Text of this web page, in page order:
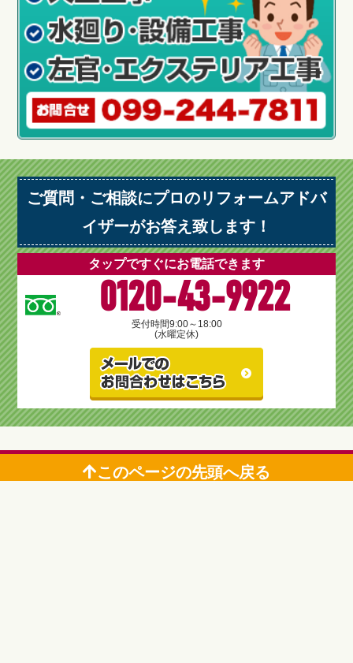
ご質問・ご相談にプロのリフォームアドバ
イザーがお答え致します！
タップですぐにお電話できます
0120-43-9922
受付時間9:00～18:00
(水曜定休)
このページの先頭へ戻る